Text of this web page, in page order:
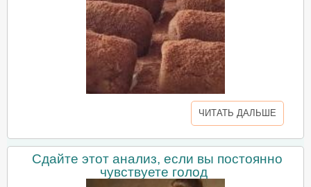
ЧИТАТЬ ДАЛЬШЕ
Сдайте этот анализ, если вы постоянно
чувствуете голод